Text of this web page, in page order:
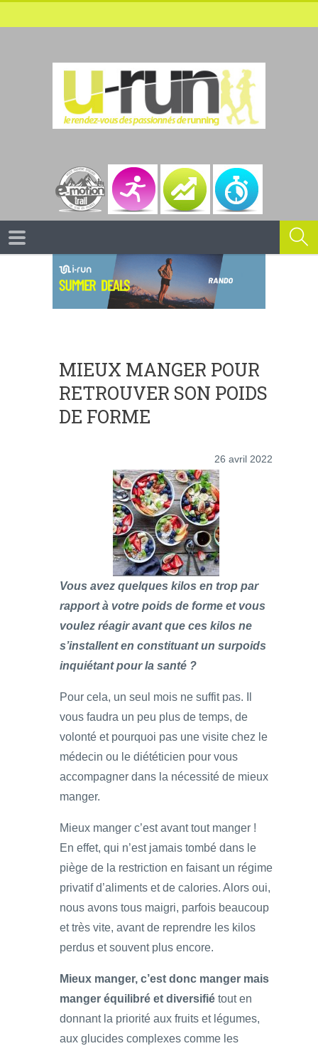
MIEUX MANGER POUR
RETROUVER SON POIDS
DE FORME
26 avril 2022
Vous avez quelques kilos en trop par
rapport à votre poids de forme et vous
voulez réagir avant que ces kilos ne
s’installent en constituant un surpoids
inquiétant pour la santé ?
Pour cela, un seul mois ne suffit pas. Il
vous faudra un peu plus de temps, de
volonté et pourquoi pas une visite chez le
médecin ou le diététicien pour vous
accompagner dans la nécessité de mieux
manger.
Mieux manger c’est avant tout manger !
En effet, qui n’est jamais tombé dans le
piège de la restriction en faisant un régime
privatif d’aliments et de calories. Alors oui,
nous avons tous maigri, parfois beaucoup
et très vite, avant de reprendre les kilos
perdus et souvent plus encore.
Mieux manger, c’est donc manger mais
manger équilibré et diversifié tout en
donnant la priorité aux fruits et légumes,
aux glucides complexes comme les